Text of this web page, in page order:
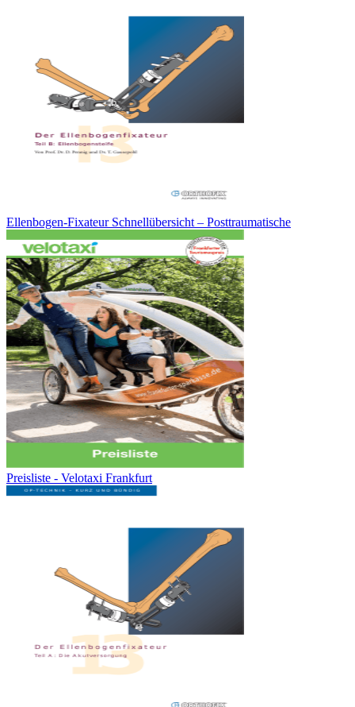
Ellenbogen-Fixateur Schnellübersicht – Posttraumatische
Preisliste - Velotaxi Frankfurt